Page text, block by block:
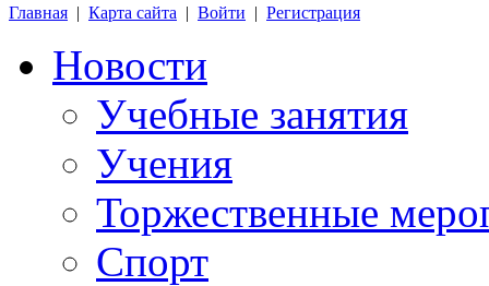
Главная | Карта сайта | Войти | Регистрация
Новости
Учебные занятия
Учения
Торжественные
Спорт